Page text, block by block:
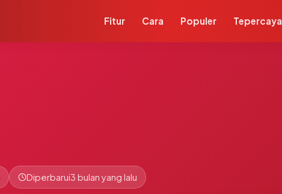
Fitur Cara Populer Tepercaya
Diperbarui3 bulan yang lalu